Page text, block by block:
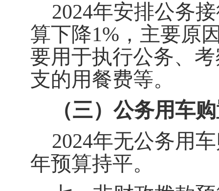
2024年安排公务
算下降1% ，主要原
要用于执行公务、
支的用餐费等。
（三）公务用车
2024年无公务用
年预算持平。